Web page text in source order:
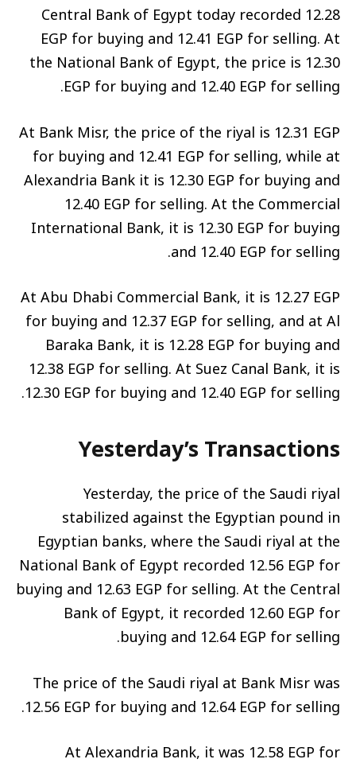
Central Bank of Egypt today recorded 12.28
EGP for buying and 12.41 EGP for selling. At
the National Bank of Egypt, the price is 12.30
EGP for buying and 12.40 EGP for selling.
At Bank Misr, the price of the riyal is 12.31 EGP
for buying and 12.41 EGP for selling, while at
Alexandria Bank it is 12.30 EGP for buying and
12.40 EGP for selling. At the Commercial
International Bank, it is 12.30 EGP for buying
and 12.40 EGP for selling.
At Abu Dhabi Commercial Bank, it is 12.27 EGP
for buying and 12.37 EGP for selling, and at Al
Baraka Bank, it is 12.28 EGP for buying and
12.38 EGP for selling. At Suez Canal Bank, it is
12.30 EGP for buying and 12.40 EGP for selling.
Yesterday’s Transactions
Yesterday, the price of the Saudi riyal
stabilized against the Egyptian pound in
Egyptian banks, where the Saudi riyal at the
National Bank of Egypt recorded 12.56 EGP for
buying and 12.63 EGP for selling. At the Central
Bank of Egypt, it recorded 12.60 EGP for
buying and 12.64 EGP for selling.
The price of the Saudi riyal at Bank Misr was
12.56 EGP for buying and 12.64 EGP for selling.
At Alexandria Bank, it was 12.58 EGP for